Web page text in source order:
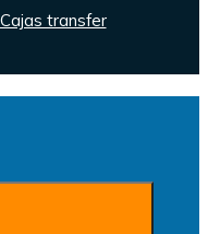
transfer